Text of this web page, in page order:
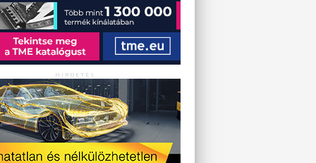
HIRDETÉS